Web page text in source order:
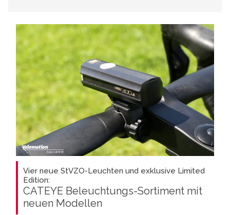
Vier neue StVZO-Leuchten und exklusive Limited
Edition:
CATEYE Beleuchtungs-Sortiment mit
neuen Modellen